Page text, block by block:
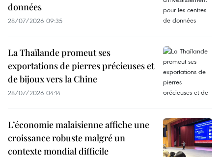
données
28/07/2026 09:35
La Thaïlande promeut ses
exportations de pierres précieuses et
de bijoux vers la Chine
28/07/2026 04:14
L’économie malaisienne affiche une
croissance robuste malgré un
contexte mondial difficile